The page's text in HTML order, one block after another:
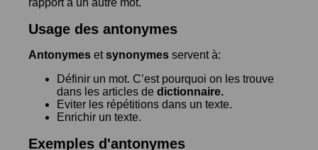
rapport à un autre mot.
Usage des antonymes
Antonymes etsynonymes servent à:
Définir un mot. C’est pourquoi on les trouve
dans les articles de dictionnaire.
Eviter les répétitions dans un texte.
Enrichir un texte.
Exemples d'antonymes